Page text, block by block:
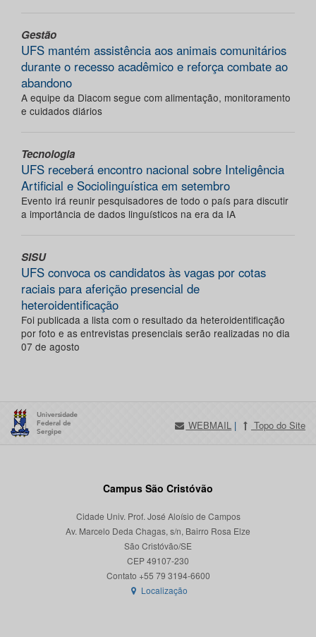
Gestão
UFS mantém assistência aos animais comunitários
durante o recesso acadêmico e reforça combate ao
abandono
A equipe da Diacom segue com alimentação, monitoramento
e cuidados diários
Tecnologia
UFS receberá encontro nacional sobre Inteligência
Artificial e Sociolinguística em setembro
Evento irá reunir pesquisadores de todo o país para discutir
a importância de dados linguísticos na era da IA
SISU
UFS convoca os candidatos às vagas por cotas
raciais para aferição presencial de
heteroidentificação
Foi publicada a lista com o resultado da heteroidentificação
por foto e as entrevistas presenciais serão realizadas no dia
07 de agosto
WEBMAIL | Topo do Site
Campus São Cristóvão
Cidade Univ. Prof. José Aloísio de Campos
Av. Marcelo Deda Chagas, s/n, Bairro Rosa Elze
São Cristóvão/SE
CEP 49107-230
Localização